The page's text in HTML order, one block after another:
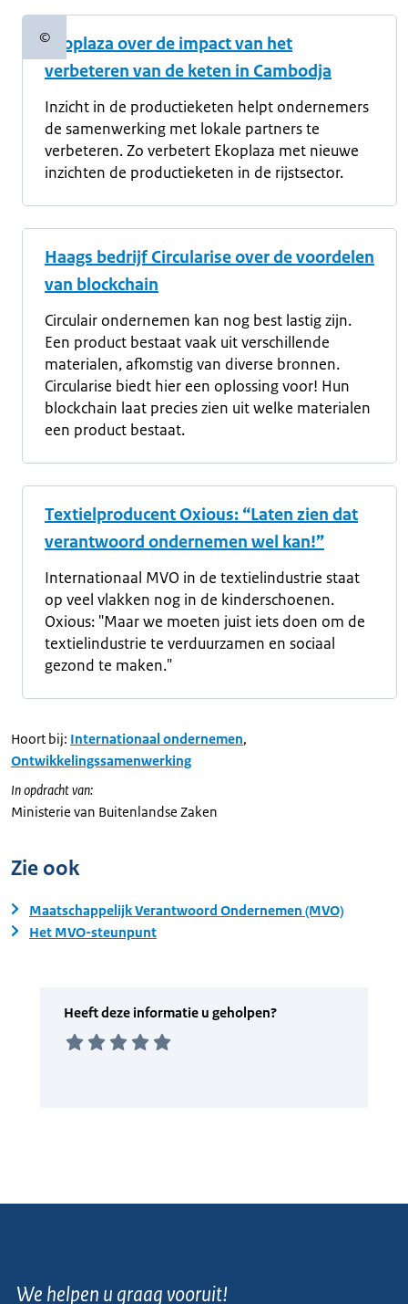
©Copyrightinformatie
Ekoplaza over de impact van het
verbeteren van de keten in Cambodja
Inzicht in de productieketen helpt ondernemers
de samenwerking met lokale partners te
verbeteren. Zo verbetert Ekoplaza met nieuwe
inzichten de productieketen in de rijstsector.
Haags bedrijf Circularise over de voordelen
van blockchain
Circulair ondernemen kan nog best lastig zijn.
Een product bestaat vaak uit verschillende
materialen, afkomstig van diverse bronnen.
Circularise biedt hier een oplossing voor! Hun
blockchain laat precies zien uit welke materialen
een product bestaat.
Textielproducent Oxious: “Laten zien dat
verantwoord ondernemen wel kan!”
Internationaal MVO in de textielindustrie staat
op veel vlakken nog in de kinderschoenen.
Oxious: "Maar we moeten juist iets doen om de
textielindustrie te verduurzamen en sociaal
gezond te maken."
Hoort bij: Internationaal ondernemen,
Ontwikkelingssamenwerking
In opdracht van:
Ministerie van Buitenlandse Zaken
Zie ook
Maatschappelijk Verantwoord Ondernemen (MVO)
Het MVO-steunpunt
We helpen u graag vooruit!